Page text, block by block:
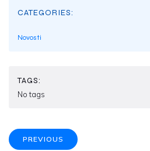
CATEGORIES:
Novosti
TAGS:
No tags
PREVIOUS